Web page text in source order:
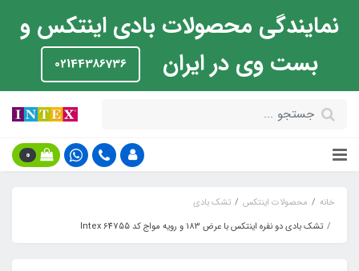
نمایندگی محصولات بادی اینتکس و
بست وی در ایران
02144386736
0
خانه محصولات اینتکس
تشک بادی
تشک بادی دو نفره اینتکس با عرض 183 و رویه مواج کد Intex 64755